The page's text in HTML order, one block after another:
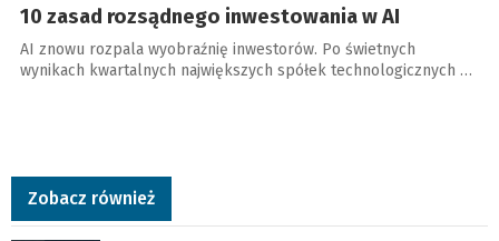
10 zasad rozsądnego inwestowania w AI
AI znowu rozpala wyobraźnię inwestorów. Po świetnych
wynikach kwartalnych największych spółek technologicznych …
Zobacz również